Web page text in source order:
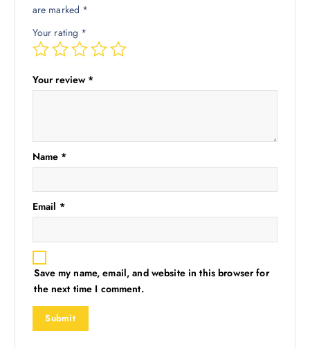
are marked *
Your rating *
Your review *
Name *
Email *
Save my name, email, and website in this browser for
the next time I comment.